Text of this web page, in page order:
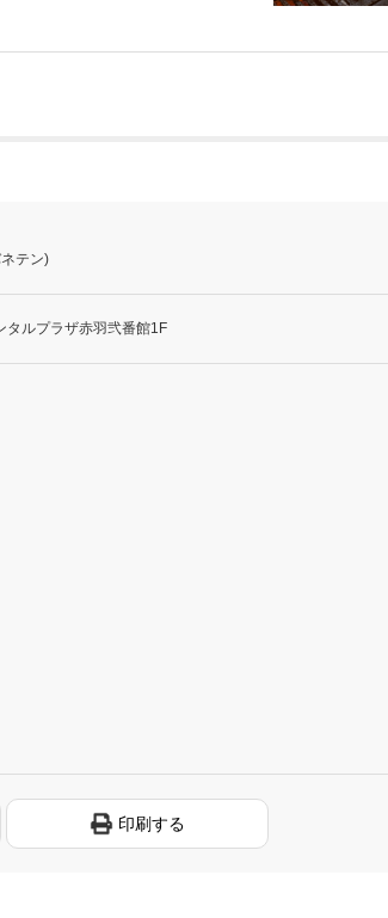
テン)
タルプラザ赤羽弐番館1F
印刷する